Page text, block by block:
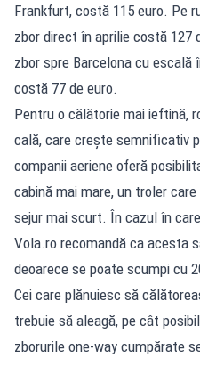
Frankfurt, costă 115 euro. Pe
zbor direct în aprilie costă 127
zbor spre Barcelona cu
costă 77 de euro.
Pentru o călătorie mai ieftină,
cală, care crește semnificativ
companii aeriene oferă
cabină mai mare, un troler
sejur mai scurt. În cazul în
Vola.ro recomandă ca acesta
deoarece se poate scumpi cu
Cei care plănuiesc să
trebuie să aleagă, pe cât
zborurile one-way cumpărate